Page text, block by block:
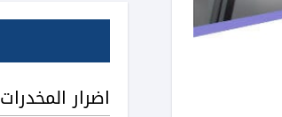
اضرار المخدرات